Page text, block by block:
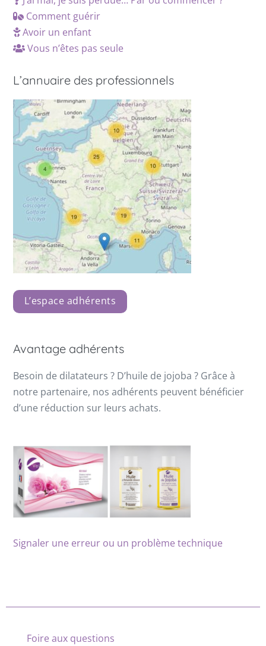
Comment guérir
Avoir un enfant
Vous n’êtes pas seule
L’annuaire des professionnels
L’espace adhérents
Avantage adhérents
Besoin de dilatateurs ? D’huile de jojoba ? Grâce à
notre partenaire, nos adhérents peuvent bénéficier
d’une réduction sur leurs achats.
Signaler une erreur ou un problème technique
Foire aux questions